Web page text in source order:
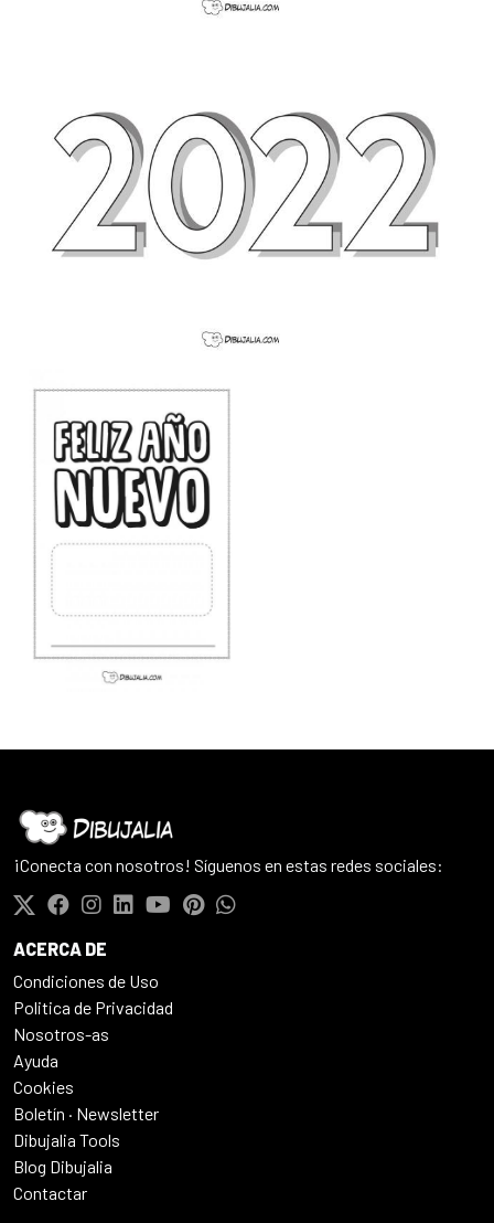
¡Conecta con nosotros! Síguenos en estas redes sociales:
ACERCA DE
Condiciones de Uso
Politica de Privacidad
Nosotros-as
Ayuda
Cookies
Boletín · Newsletter
Dibujalia Tools
Blog Dibujalia
Contactar